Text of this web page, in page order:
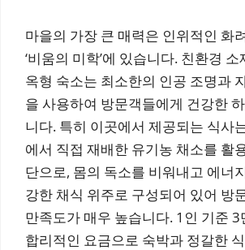
마을의 가장 큰 매력은 인위적인 화
‘비움의 미학’에 있습니다. 친환경
옥형 숙소는 최소한의 인공 조명과
을 사용하여 방문객들에게 건강한
니다. 특히 이곳에서 제공되는 식사
에서 직접 재배한 유기농 채소를 활
단으로, 몸의 독소를 비워내고 에너
강한 채식 위주로 구성되어 있어 방
만족도가 매우 높습니다. 1인 기준 3
합리적인 요금으로 숙박과 정갈한